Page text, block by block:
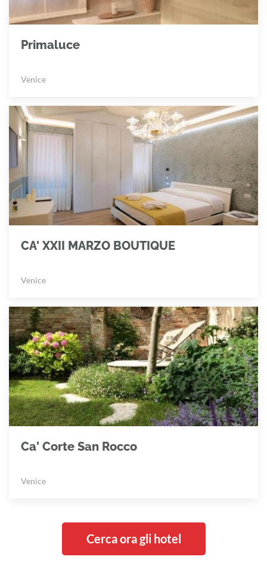
Primaluce
Venice
CA' XXII MARZO BOUTIQUE
Venice
Ca' Corte San Rocco
Venice
Cerca ora gli hotel